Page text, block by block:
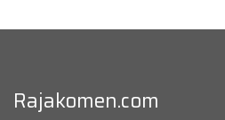
Rajakomen.com